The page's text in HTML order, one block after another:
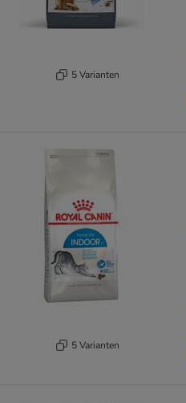
5 Varianten
5 Varianten